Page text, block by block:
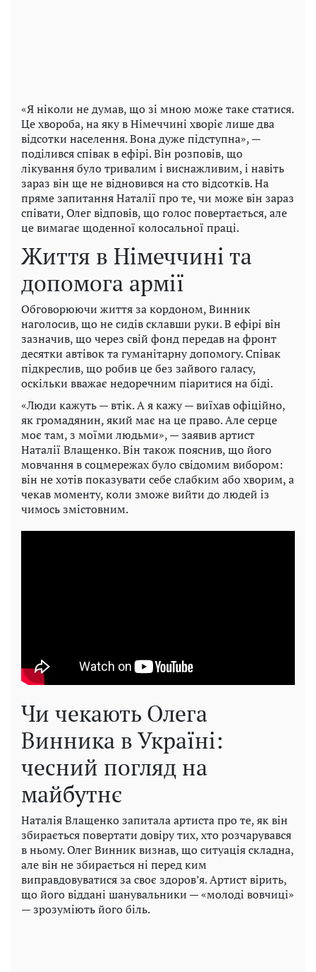
«Я ніколи не думав, що зі мною може таке статися.
Це хвороба, на яку в Німеччині хворіє лише два
відсотки населення. Вона дуже підступна», —
поділився співак в ефірі. Він розповів, що
лікування було тривалим і виснажливим, і навіть
зараз він ще не відновився на сто відсотків. На
пряме запитання Наталії про те, чи може він зараз
співати, Олег відповів, що голос повертається, але
це вимагає щоденної колосальної праці.
Життя в Німеччині та
допомога армії
Обговорюючи життя за кордоном, Винник
наголосив, що не сидів склавши руки. В ефірі він
зазначив, що через свій фонд передав на фронт
десятки автівок та гуманітарну допомогу. Співак
підкреслив, що робив це без зайвого галасу,
оскільки вважає недоречним піаритися на біді.
«Люди кажуть — втік. А я кажу — виїхав офіційно,
як громадянин, який має на це право. Але серце
моє там, з моїми людьми», — заявив артист
Наталії Влащенко. Він також пояснив, що його
мовчання в соцмережах було свідомим вибором:
він не хотів показувати себе слабким або хворим, а
чекав моменту, коли зможе вийти до людей із
чимось змістовним.
Чи чекають Олега
Винника в Україні:
чесний погляд на
майбутнє
Наталія Влащенко запитала артиста про те, як він
збирається повертати довіру тих, хто розчарувався
в ньому. Олег Винник визнав, що ситуація складна,
але він не збирається ні перед ким
виправдовуватися за своє здоров’я. Артист вірить,
що його віддані шанувальники — «молоді вовчиці»
— зрозуміють його біль.